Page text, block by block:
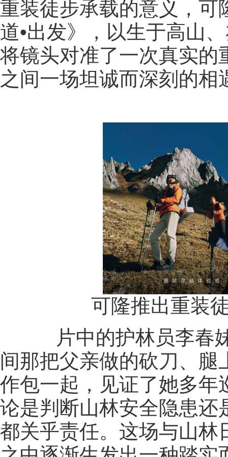
重装徒步承载的意义，可
道•出发》，以生于高山
将镜头对准了一次真实的
之间一场坦诚而深刻的相
可隆推出重装徒
片中的护林员李春妹
间那把父亲做的砍刀、
作包一起，见证了她多年
论是判断山林安全隐患还
都关乎责任。这场与山林